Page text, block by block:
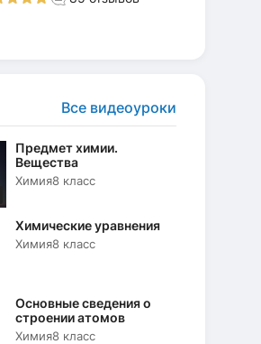
Все видеоуроки
Предмет химии.
Вещества
Химия8 класс
Химические уравнения
Химия8 класс
Основные сведения о
строении атомов
Химия8 класс